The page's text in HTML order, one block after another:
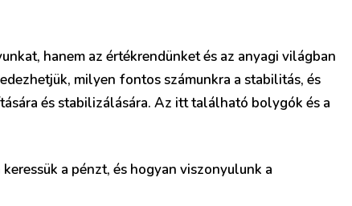
hanem az értékrendünket és az anyagi világban
milyen fontos számunkra a stabilitás, és
és stabilizálására. Az itt található bolygók és a
keressük a pénzt, és hogyan viszonyulunk a